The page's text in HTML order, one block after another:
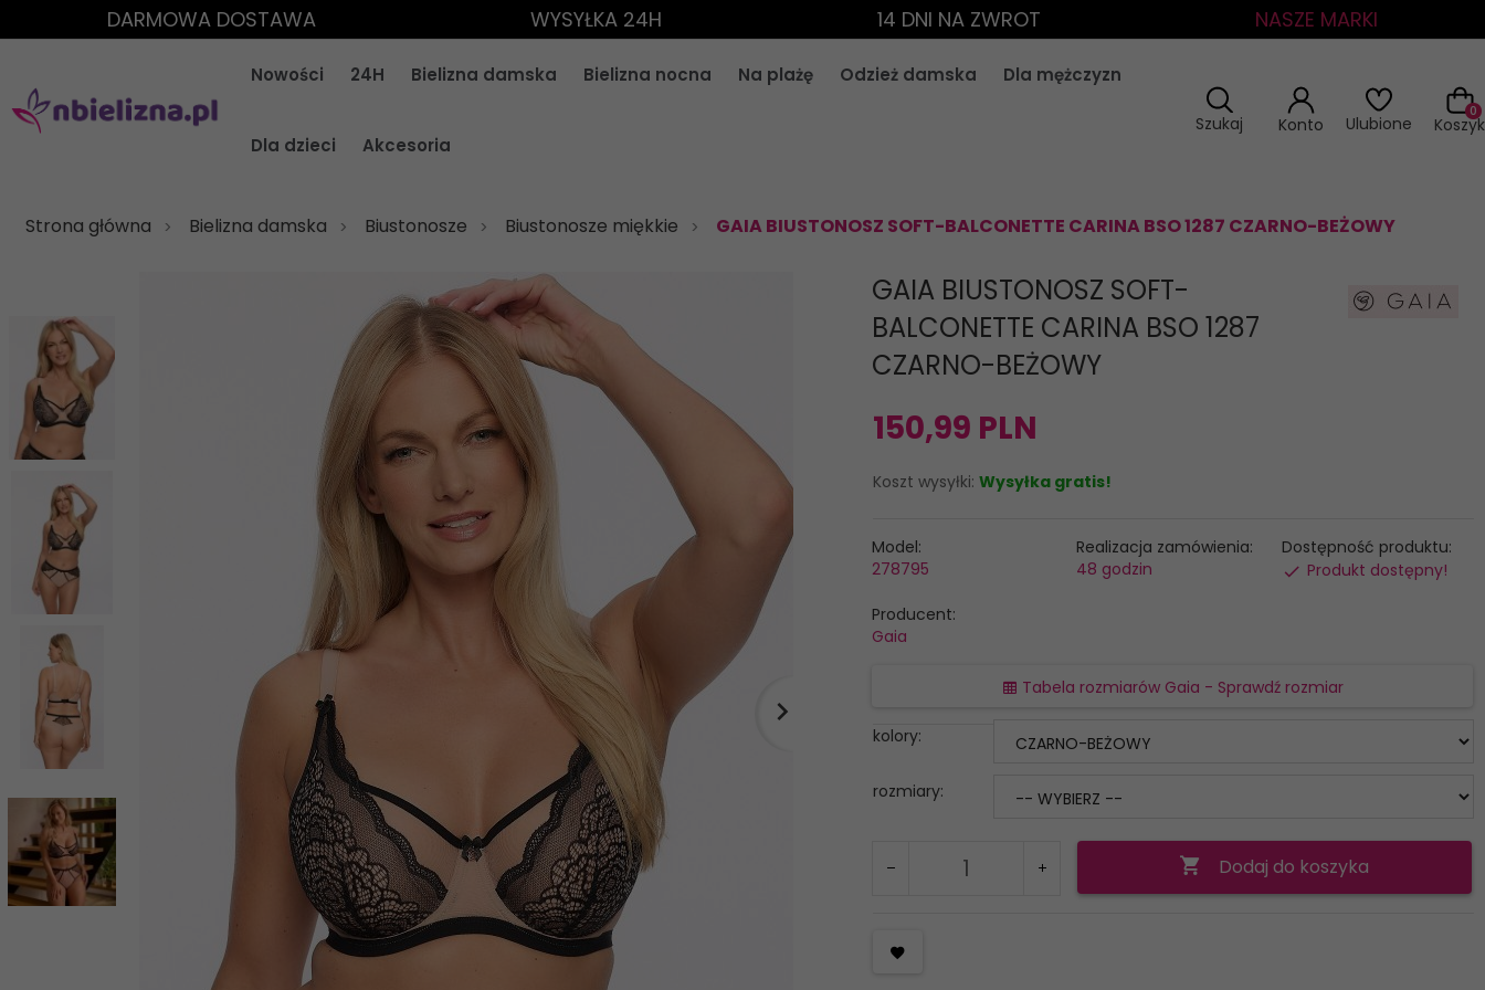
DARMOWA DOSTAWA WYSYŁKA 24H 14 DNI NA ZWROT NASZE MARKI
Nowości 24H Bielizna damska Bielizna nocna Na plażę Odzież damska Dla mężczyzn
Dla dzieci Akcesoria
Szukaj Konto Ulubione Koszyk
0
Strona główna Bielizna damska Biustonosze Biustonosze miękkie GAIA BIUSTONOSZ SOFT-BALCONETTE CARINA BSO 1287 CZARNO-BEŻOWY
GAIA BIUSTONOSZ SOFT-
BALCONETTE CARINA BSO 1287
CZARNO-BEŻOWY
150,99 PLN
Koszt wysyłki: Wysyłka gratis!
Model:
278795
Realizacja zamówienia:
48 godzin
Dostępność produktu:
Produkt dostępny!
Producent:
Gaia
Tabela rozmiarów Gaia - Sprawdź rozmiar
kolory:
rozmiary:
Dodaj do koszyka